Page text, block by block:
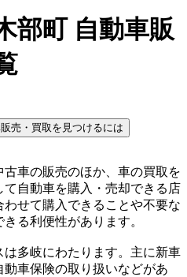
部町 自動車販
売・買取を見つけるには
車の販売のほか、車の買取を
自動車を購入・売却できる店
せて購入できることや不要な
る利便性があります。
多岐にわたります。主に新車
車保険の取り扱いなどがあ